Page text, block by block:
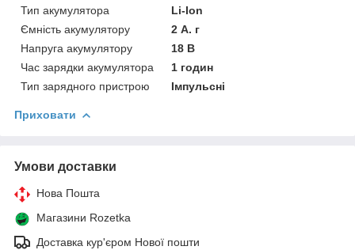
Тип акумулятора
Li-Ion
Ємність акумулятору
2 А. г
Напруга акумулятору
18 В
Час зарядки акумулятора
1 годин
Тип зарядного пристрою
Імпульсні
Приховати
Умови доставки
Нова Пошта
Магазини Rozetka
Доставка кур'єром Нової пошти